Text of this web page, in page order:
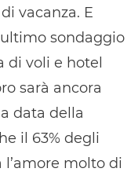
vacanza. E
sondaggio
voli e hotel
sarà ancora
data della
il 63% degli
molto di